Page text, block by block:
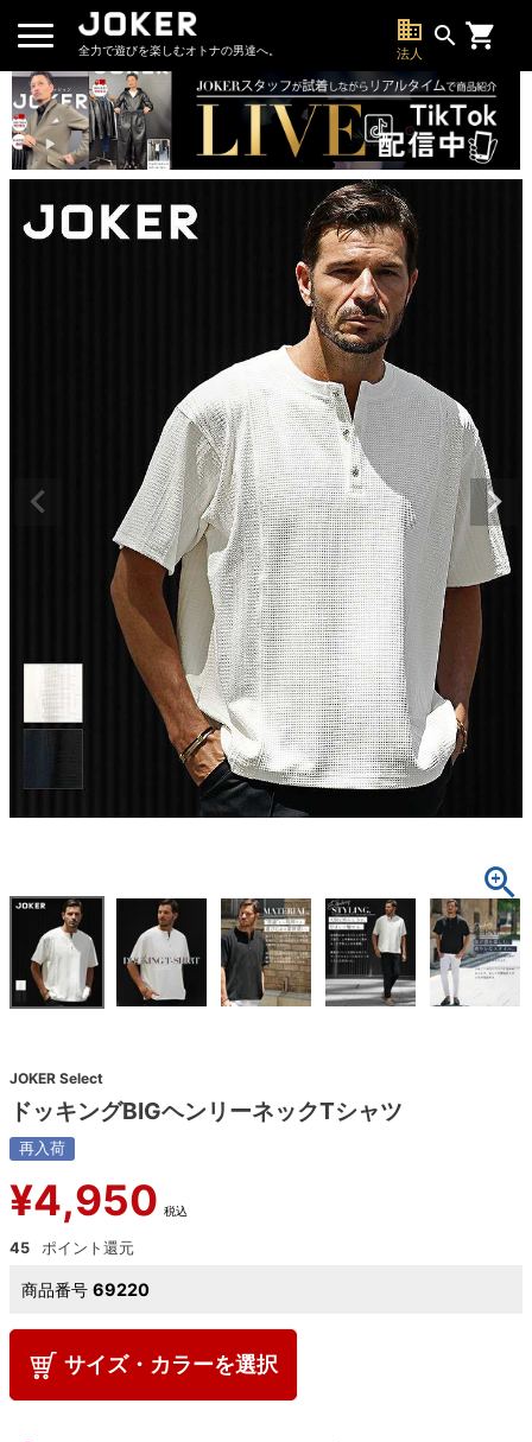
全力で遊びを楽しむオトナの男達へ。
business
法人
search
JOKER Select
ドッキングBIGヘンリーネックTシャツ
再入荷
¥4,950 税込
45
商品番号 69220
サイズ・カラーを選択